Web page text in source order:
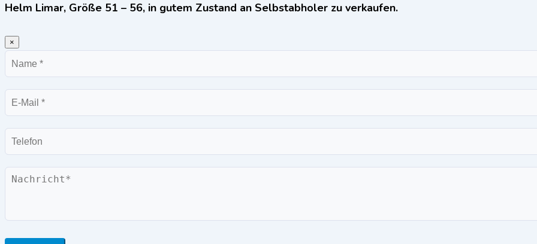
Helm Limar, Größe 51 – 56, in gutem Zustand an Selbstabholer zu verkaufen.
×
Name
E-
Mail
Telefon
Nachricht